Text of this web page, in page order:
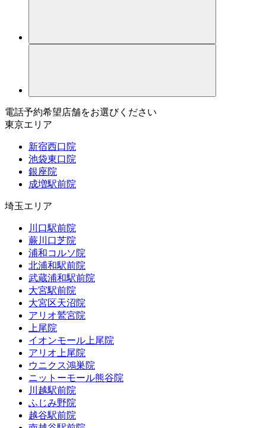
電話予約希望店舗をお選びください
東京エリア
新宿西口院
池袋東口院
銀座院
成増駅前院
埼玉エリア
川口駅前院
蕨川口芝院
浦和コルソ院
北浦和駅前院
武蔵浦和駅前院
大宮駅前院
大宮区天沼院
アリオ鷲宮院
上尾院
イオンモール上尾院
アリオ上尾院
ウニクス鴻巣院
ニットーモール熊谷院
川越駅前院
ふじみ野院
越谷駅前院